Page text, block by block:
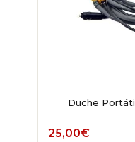
Duche
25,00€